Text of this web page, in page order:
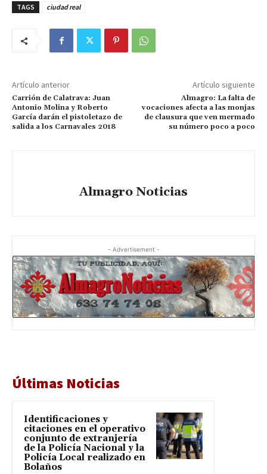
TAGS ciudad real
Artículo anterior
Carrión de Calatrava: Juan
Antonio Molina y Roberto
García darán el pistoletazo de
salida a los Carnavales 2018
Artículo siguiente
Almagro: La falta de
vocaciones afecta a las monjas
de clausura que ven mermado
su número poco a poco
Almagro Noticias
- Advertisement -
Últimas Noticias
Identificaciones y
citaciones en el operativo
conjunto de extranjería
de la Policía Nacional y la
Policía Local realizado en
Bolaños